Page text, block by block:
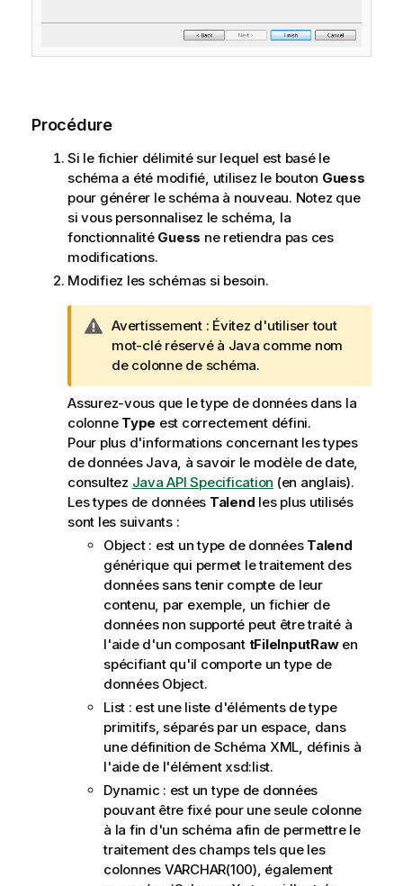
Procédure
Si le fichier délimité sur lequel est basé le
schéma a été modifié, utilisez le bouton Guess
pour générer le schéma à nouveau. Notez que
si vous personnalisez le schéma, la
fonctionnalité Guess ne retiendra pas ces
modifications.
Modifiez les schémas si besoin.
N
o
t
e
I
n
f
o
r
m
a
t
i
o
n
s
Avertissement : Évitez d'utiliser tout
mot-clé réservé à Java comme nom
de colonne de schéma.
Assurez-vous que le type de données dans la
colonne Type est correctement défini.
Pour plus d'informations concernant les types
de données Java, à savoir le modèle de date,
consultez Java API Specification (en anglais).
Les types de données Talend les plus utilisés
sont les suivants :
Object : est un type de données Talend
générique qui permet le traitement des
données sans tenir compte de leur
contenu, par exemple, un fichier de
données non supporté peut être traité à
l'aide d'un composant tFileInputRawen
spécifiant qu'il comporte un type de
données Object.
List : est une liste d'éléments de type
primitifs, séparés par un espace, dans
une définition de Schéma XML, définis à
l'aide de l'élément xsd:list.
Dynamic : est un type de données
pouvant être fixé pour une seule colonne
à la fin d'un schéma afin de permettre le
traitement des champs tels que les
colonnes VARCHAR(100), également